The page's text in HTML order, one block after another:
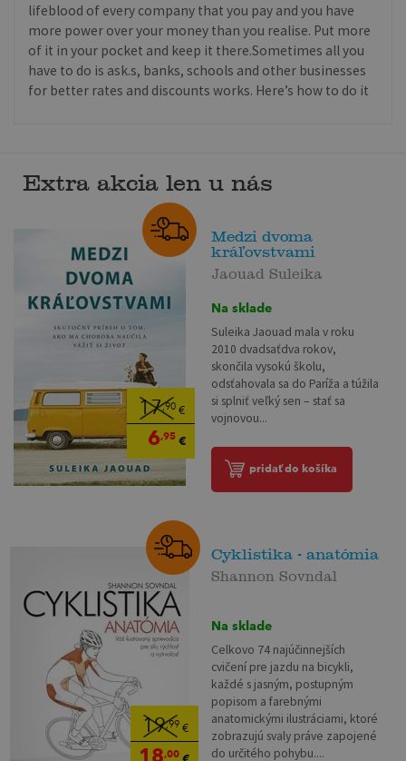
lifeblood of every company that you pay and you have
more power over your money than you realise. Put more
of it in your pocket and keep it there.Sometimes all you
have to do is ask.s, banks, schools and other businesses
for better rates and discounts works. Here’s how to do it
Extra akcia len u nás
17,90€
6,95€
Medzi dvoma
kráľovstvami
Jaouad Suleika
Na sklade
Suleika Jaouad mala v roku
2010 dvadsaťdva rokov,
skončila vysokú školu,
odsťahovala sa do Paríža a túžila
si splniť veľký sen – stať sa
vojnovou...
pridať do košíka
19,99 €
18,00
Cyklistika - anatómia
Shannon Sovndal
Na sklade
Celkovo 74 najúčinnejších
cvičení pre jazdu na bicykli,
každé s jasným, postupným
popisom a farebnými
anatomickými ilustráciami, ktoré
zobrazujú svaly práve zapojené
do určitého pohybu....